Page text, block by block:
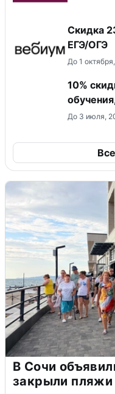
Скидка
ЕГЭ/ОГЭ
До 1
10%
До 3 июля,
В Сочи
закрыли пляжи